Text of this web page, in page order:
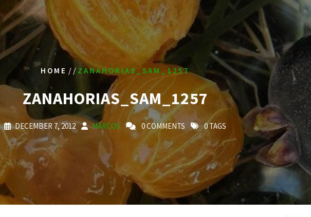
HOME / / ZANAHORIAS_SAM_1257
ZANAHORIAS_SAM_1257
DECEMBER 7, 2012 MARCOS 0 COMMENTS 0 TAGS